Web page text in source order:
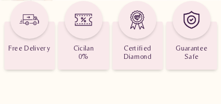
Free Delivery
Cicilan
0%
Certified
Diamond
Guarantee
Safe